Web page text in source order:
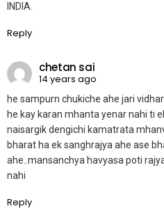
INDIA.
Reply
chetan sai
14 years ago
he sampurn chukiche ahe jari
he kay karan mhanta yenar nahi ti
naisargik dengichi kamatrata
bharat ha ek sanghrajya ahe ase
ahe..mansanchya havyasa poti
nahi
Reply